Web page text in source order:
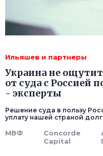
Ильяшев и партнеры
Украина не
от суда с Россией
- эксперты
Решение суда в пользу
уплату нашей страной
МВФ
Concorde
Capital